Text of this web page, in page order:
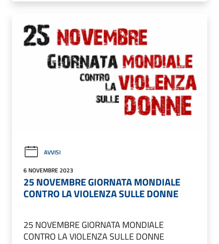
AVVISI
6 NOVEMBRE 2023
25 NOVEMBRE GIORNATA MONDIALE
CONTRO LA VIOLENZA SULLE DONNE
25 NOVEMBRE GIORNATA MONDIALE
CONTRO LA VIOLENZA SULLE DONNE